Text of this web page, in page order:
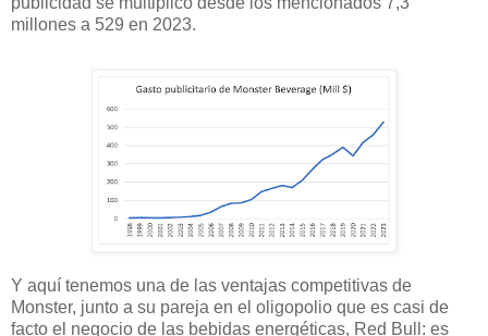
millones a 529 en 2023.
Y aquí tenemos una de las ventajas competitivas de
Monster, junto a su pareja en el oligopolio que es casi de
facto el negocio de las bebidas energéticas, Red Bull: es